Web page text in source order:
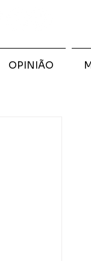
OPINIÃO